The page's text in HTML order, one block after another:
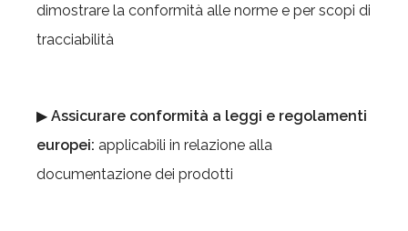
dimostrare la conformità alle norme e per scopi di
tracciabilità
▶ Assicurare conformità a leggi e regolamenti
europei: applicabili in relazione alla
documentazione dei prodotti